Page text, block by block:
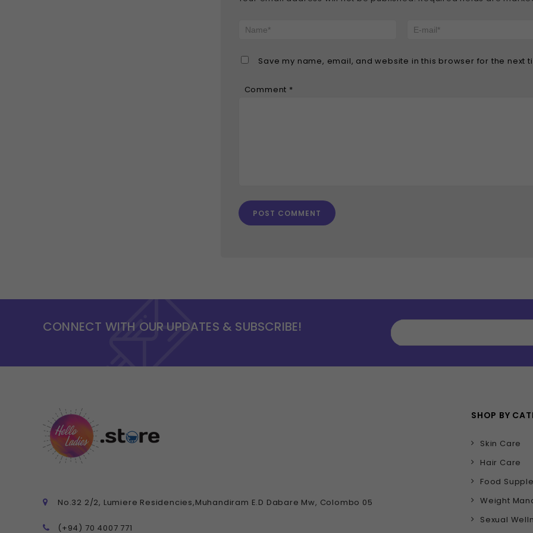
Save my name, email, and website in this browser for the next
Comment *
CONNECT WITH OUR UPDATES & SUBSCRIBE!
No.32 2/2, Lumiere Residencies,Muhandiram E.D Dabare Mw, Colombo 05
(+94) 70 4007 771
SHOP BY
Skin Care
Hair Care
Food
Weight
Sexual